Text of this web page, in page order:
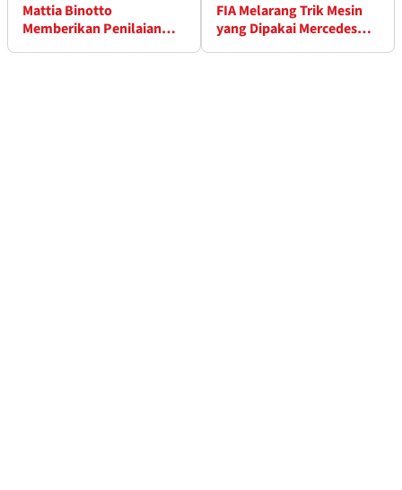
Mattia Binotto
Memberikan Penilaian
FIA Melarang Trik Mesin
yang Dipakai Mercedes